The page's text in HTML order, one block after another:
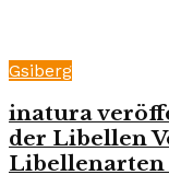
Gsiberg
inatura
der Libellen
Libellenarten